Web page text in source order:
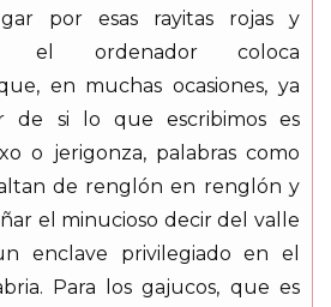
por esas rayitas rojas y
el ordenador coloca
en muchas ocasiones, ya
de si lo que escribimos es
o jerigonza, palabras como
de renglón en renglón y
el minucioso decir del valle
enclave privilegiado en el
Para los gajucos, que es